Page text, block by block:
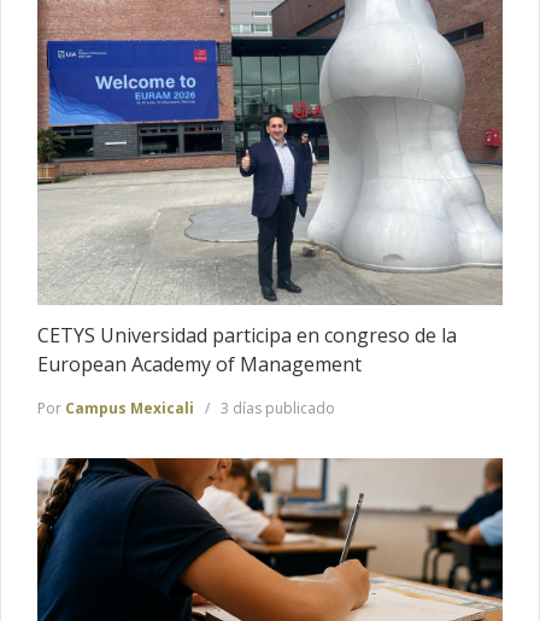
CETYS Universidad participa en congreso de la
European Academy of Management
Por Campus Mexicali 3 días publicado